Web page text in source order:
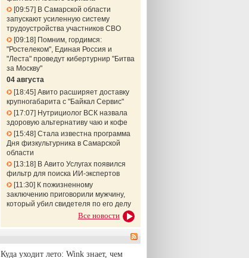
09:57
В Самарской области
запускают усиленную систему
трудоустройства участников СВО
09:18 Помним, гордимся:
"Ростелеком", Единая Россия и
"Леста" проведут кибертурнир "Битва
за Москву"
04 августа
18:45 Авито расширяет доставку
крупногабарита с "Байкал Сервис"
17:07
Нутрициолог ВСК назвала
здоровую альтернативу чаю и кофе
15:48 Стала известна программа
Дня физкультурника в Самарской
области
13:18 В Авито Услугах появился
фильтр для поиска ИИ-экспертов
11:30 К пожизненному
заключению приговорили мужчину,
который убил свидетеля по его делу
Все новости
Куда уходит лето: Wink знает, чем